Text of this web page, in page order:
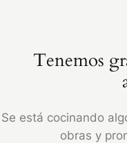
Tenemos
Se está cocinando
obras y